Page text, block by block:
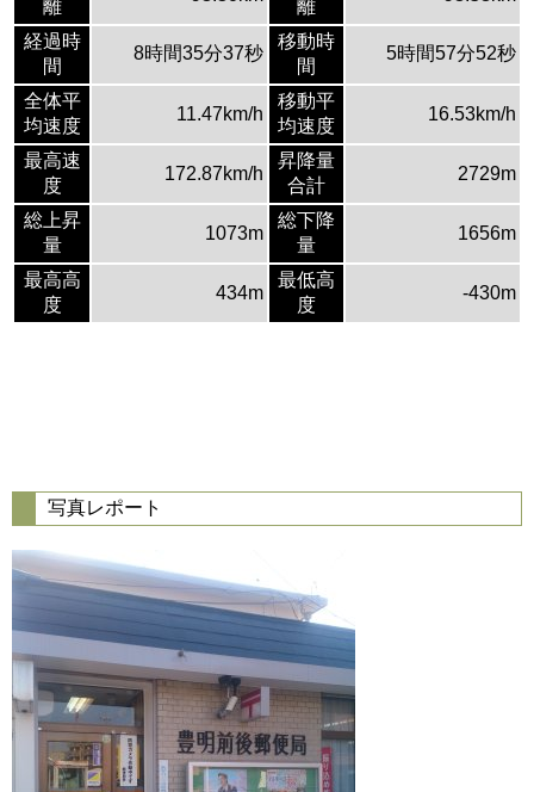
離
離
経過時
間
8時間35分37秒
移動時
間
5時間57分52秒
全体平
均速度
11.47km/h
移動平
均速度
16.53km/h
最高速
度
172.87km/h
昇降量
合計
2729m
総上昇
量
1073m
総下降
量
1656m
最高高
度
434m
最低高
度
-430m
写真レポート